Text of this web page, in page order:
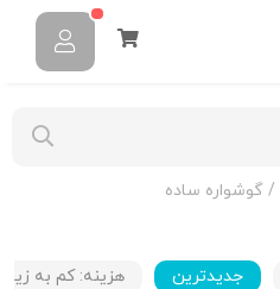
/ گوشواره ساده
جدیدترین هزینه: کم به زیاد